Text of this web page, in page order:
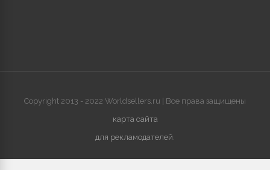
Copyright 2013 - 2022 Worldsellers.ru | Все права защищены
карта сайта
для рекламодателей